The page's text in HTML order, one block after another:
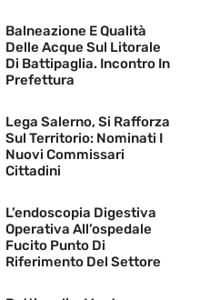
Balneazione E Qualità
Delle Acque Sul Litorale
Di Battipaglia. Incontro In
Prefettura
Lega Salerno, Si Rafforza
Sul Territorio: Nominati I
Nuovi Commissari
Cittadini
L’endoscopia Digestiva
Operativa All’ospedale
Fucito Punto Di
Riferimento Del Settore